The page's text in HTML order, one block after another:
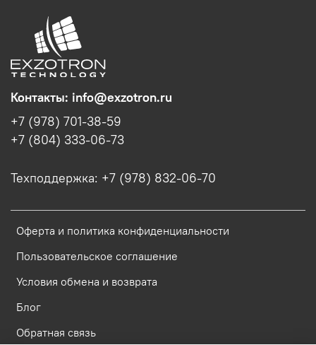
Оферта и политика конфиденциальности
Пользовательское соглашение
Условия обмена и возврата
Блог
Обратная связь
Контакты: info@exzotron.ru
+7 (978) 701-38-59
+7 (804) 333-06-73
Техподдержка: +7 (978) 832-06-70